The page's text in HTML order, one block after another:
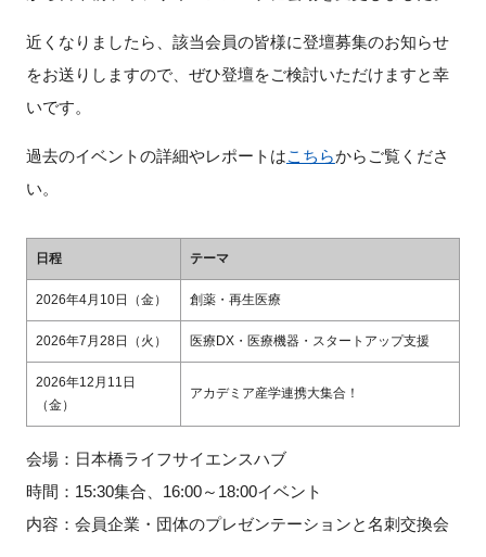
特別会員
イベントお知らせメール登録
近くなりましたら、該当会員の皆様に登壇募集のお知らせ
をお送りしますので、ぜひ登壇をご検討いただけますと幸
いです。
過去のイベントの詳細やレポートはこちらからご覧くださ
い。
日程 テーマ
2026年4月10日（金） 創薬・再生医療
2026年7月28日（火） 医療DX・医療機器・スタートアップ支援
2026年12月11日
（金）
アカデミア産学連携大集合！
会場：日本橋ライフサイエンスハブ
時間： 15:30集合、 16:00～ 18:00イベント
内容：会員企業・団体のプレゼンテーションと名刺交換会